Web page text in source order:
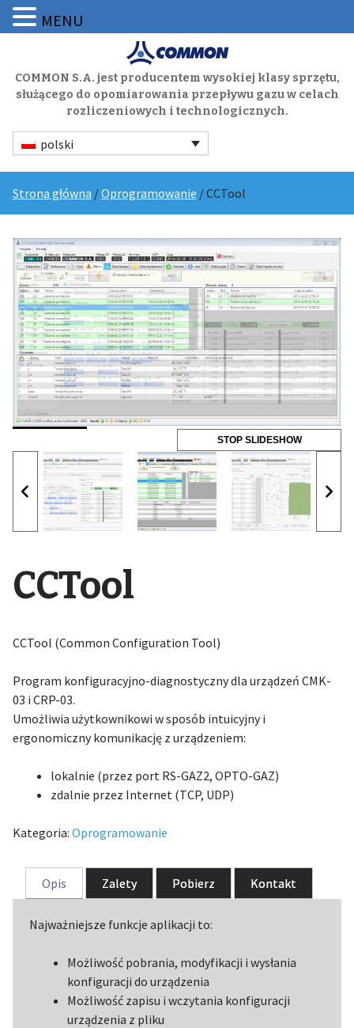
COMMON S.A. jest producentem wysokiej klasy sprzętu,
służącego do opomiarowania przepływu gazu w celach
rozliczeniowych i technologicznych.
polski
Strona główna /Oprogramowanie / CCTool
STOP SLIDESHOW
CCTool
CCTool (Common Configuration Tool)
Program konfiguracyjno-diagnostyczny dla urządzeń CMK-
03 i CRP-03.
Umożliwia użytkownikowi w sposób intuicyjny i
ergonomiczny komunikację z urządzeniem:
lokalnie (przez port RS-GAZ2, OPTO-GAZ)
zdalnie przez Internet (TCP, UDP)
Kategoria: Oprogramowanie
Opis Zalety Pobierz Kontakt
Najważniejsze funkcje aplikacji to:
Możliwość pobrania, modyfikacji i wysłania
konfiguracji do urządzenia
Możliwość zapisu i wczytania konfiguracji
urządzenia z pliku
MENU